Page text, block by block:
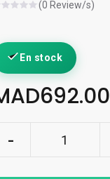
(0 Review/s)
En stock